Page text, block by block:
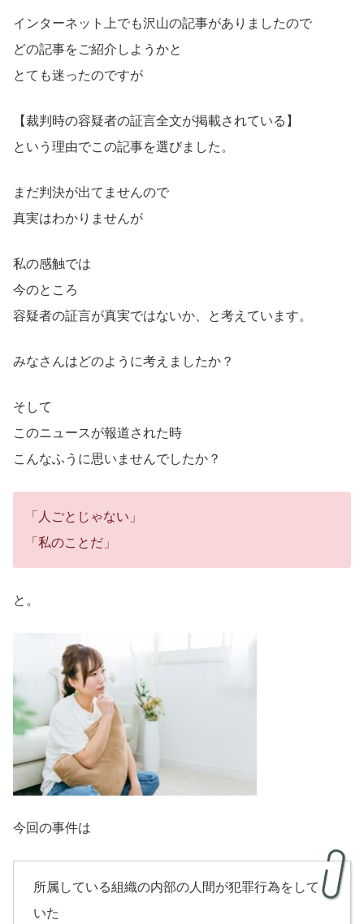
インターネット上でも沢山の記事がありましたので
どの記事をご紹介しようかと
とても迷ったのですが
【裁判時の容疑者の証言全文が掲載されている】
という理由でこの記事を選びました。
まだ判決が出てませんので
真実はわかりませんが
私の感触では
今のところ
容疑者の証言が真実ではないか、と考えています。
みなさんはどのように考えましたか？
そして
このニュースが報道された時
こんなふうに思いませんでしたか？
「人ごとじゃない」
「私のことだ」
と。
今回の事件は
所属している組織の内部の人間が犯罪行為をして
いた